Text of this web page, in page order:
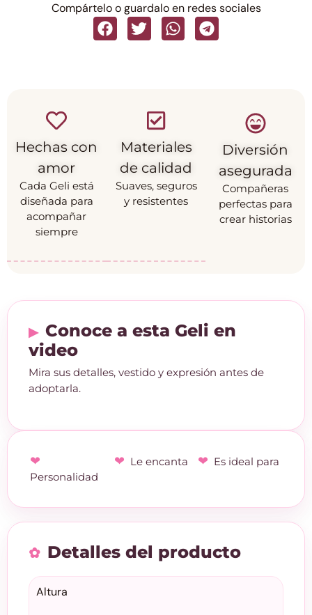
Compártelo o guardalo en redes sociales
Hechas con
amor
Cada Geli está
diseñada para
acompañar
siempre
Materiales
de calidad
Suaves, seguros
y resistentes
Diversión
asegurada
Compañeras
perfectas para
crear historias
Conoce a esta Geli en
video
Mira sus detalles, vestido y expresión antes de
adoptarla.
Personalidad
Le encanta Es ideal para
Detalles del producto
Altura